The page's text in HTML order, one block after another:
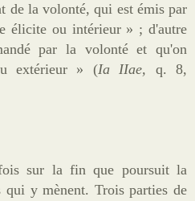
de la volonté, qui est émis par
élicite ou intérieur » ; d'autre
par la volonté et qu'on
extérieur » (Ia IIae, q. 8,
sur la fin que poursuit la
qui y mènent. Trois parties de